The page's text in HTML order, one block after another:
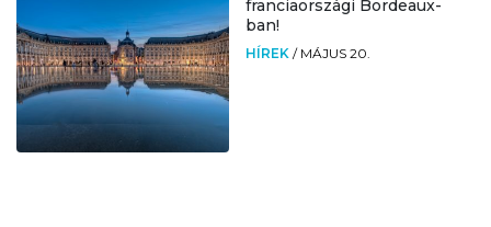
franciaországi Bordeaux-
ban!
HÍREK / MÁJUS 20.